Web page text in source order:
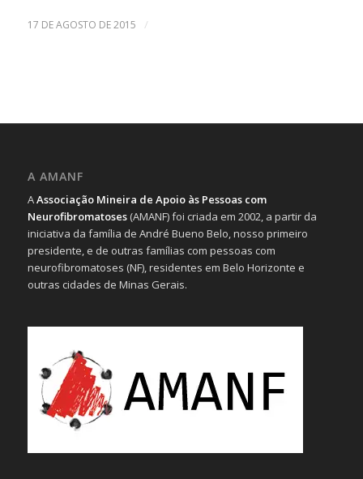
17 DE AGOSTO DE 2015 /
A AMANF
AAssociação Mineira de Apoio às Pessoas com
Neurofibromatoses(AMANF) foi criada em 2002, a partir da
iniciativa da família de André Bueno Belo, nosso primeiro
presidente, e de outras famílias com pessoas com
neurofibromatoses (NF), residentes em Belo Horizonte e
outras cidades de Minas Gerais.